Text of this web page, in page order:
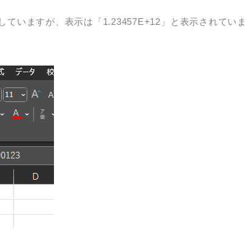
ていますが、表示は「1.23457E+12 」と表示されていま